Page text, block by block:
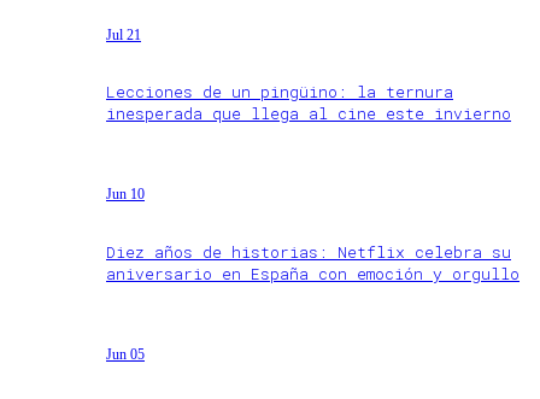
Jul 21
Lecciones de un pingüino: la ternura
inesperada que llega al cine este invierno
Jun 10
Diez años de historias: Netflix celebra su
aniversario en España con emoción y orgullo
Jun 05